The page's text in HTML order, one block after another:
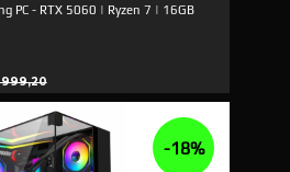
PC - RTX 5060 | Ryzen 7 | 16GB
999,20
Rabatt
-18%